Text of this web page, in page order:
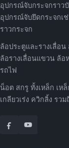
อุปกรณ์จับกระจกราว
อุปกรณ์จับยึดกระจกเ
ราวกระจก
ล้อประตูและรางเลื่อ
ล้อรางเลื่อนแขวน ล้อ
รถไฟ
น็อต สกรู ทั้งเหล็ก เห
เกลียวเร่ง ควิกลิ้ง รว